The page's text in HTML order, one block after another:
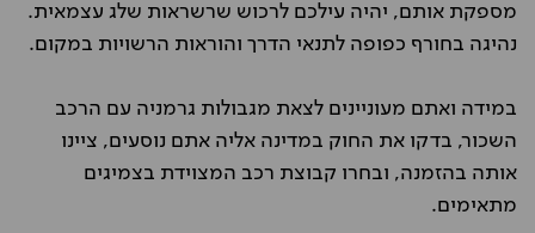
מספקת אותם, יהיה עילכם לרכוש שרשראות שלג עצמאית.
נהיגה בחורף כפופה לתנאי הדרך והוראות הרשויות במקום.
במידה ואתם מעוניינים לצאת מגבולות גרמניה עם הרכב
השכור, בדקו את החוק במדינה אליה אתם נוסעים, ציינו
אותה בהזמנה, ובחרו קבוצת רכב המצוידת בצמיגים
מתאימים.